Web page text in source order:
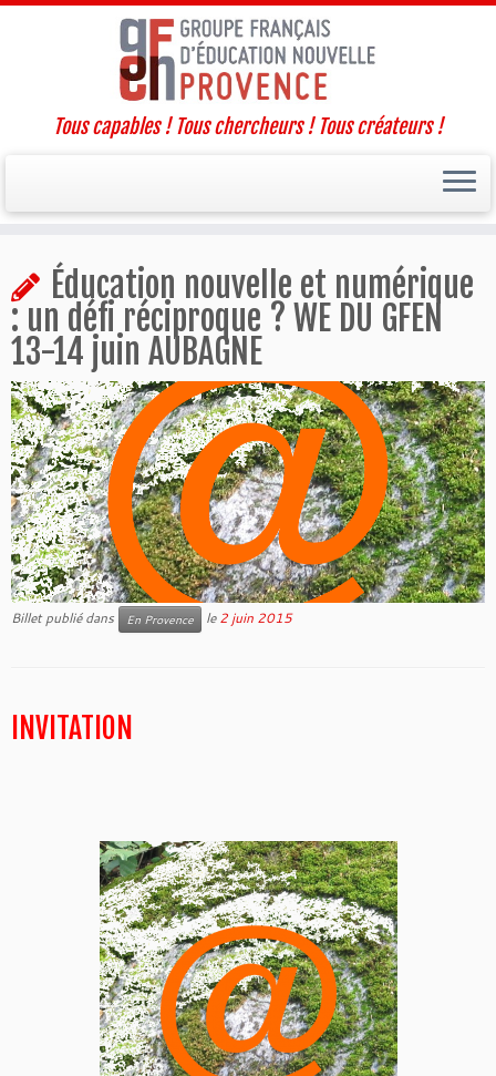
au
contenu
Tous capables ! Tous chercheurs ! Tous créateurs !
Éducation nouvelle et numérique
: un défi réciproque ? WE DU GFEN
13-14 juin AUBAGNE
Billet publié dans En Provence le2 juin 2015
INVITATION